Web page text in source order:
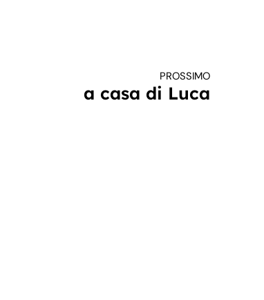
PROSSIMO
a casa di Luca